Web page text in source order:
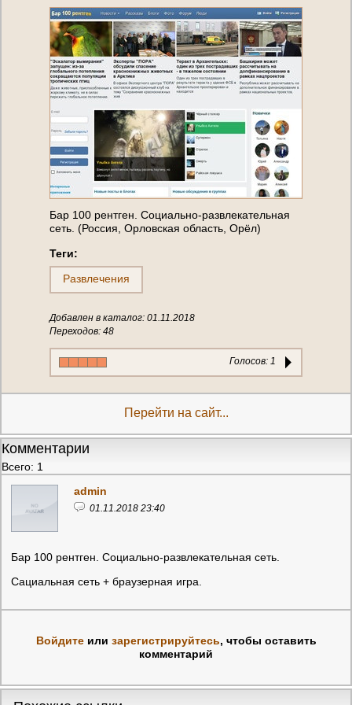
Бар 100 рентген. Социально-развлекательная
сеть. (Россия, Орловская область, Орёл)
Теги:
Развлечения
Добавлен в каталог: 01.11.2018
Переходов: 48
Голосов: 1
Перейти на сайт...
Комментарии
Всего: 1
admin
01.11.2018 23:40
Бар 100 рентген. Социально-развлекательная сеть.
Сациальная сеть + браузерная игра.
Войдитеили зарегистрируйтесь, чтобы оставить
комментарий